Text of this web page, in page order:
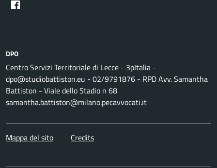
DPO
Centro Servizi Territoriale di Lecce - 3pItalia -
dpo@studiobattiston.eu - 02/9791876 - RPD Avv. Samantha
Battiston - Viale dello Stadio n 68
samantha.battiston@milano.pecavvocati.it
Mappa del sito Credits